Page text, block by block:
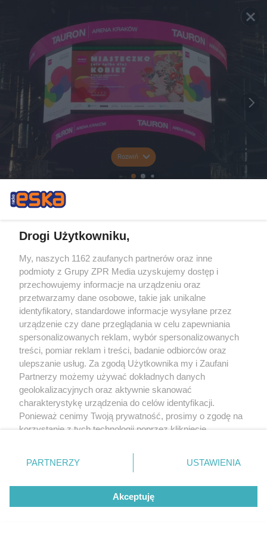
Rozwiń
Drogi Użytkowniku,
My, naszych 1162 zaufanych partnerów oraz inne
podmioty z Grupy ZPR Media uzyskujemy dostęp i
przechowujemy informacje na urządzeniu oraz
przetwarzamy dane osobowe, takie jak unikalne
identyfikatory, standardowe informacje wysyłane przez
urządzenie czy dane przeglądania w celu zapewniania
spersonalizowanych reklam, wybór spersonalizowanych
treści, pomiar reklam i treści, badanie odbiorców oraz
ulepszanie usług. Za zgodą Użytkownika my i Zaufani
Partnerzy możemy używać dokładnych danych
geolokalizacyjnych oraz aktywnie skanować
charakterystykę urządzenia do celów identyfikacji.
Ponieważ cenimy Twoją prywatność, prosimy o zgodę na
korzystanie z tych technologii poprzez kliknięcie
zmienić/wycofać klikając przycisk ustawień prywatności
znajdujący się w lewym dolnym rogu strony
rodzaje przetwarzania danych nie wymagają zgody
użytkownika, ale masz prawo sprzeciwić się takiemu
przetwarzaniu. Preferencje będą miały zastosowanie tylko
PARTNERZY USTAWIENIA
Akceptuję